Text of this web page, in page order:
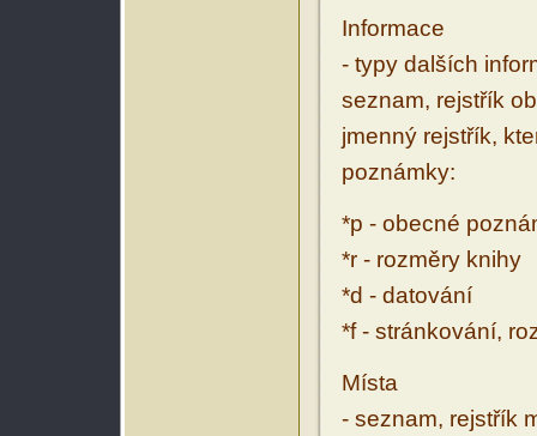
Informace
- typy dalších
seznam, rejstřík
jmenný rejstřík,
poznámky:
*p - obecné
*r - rozměry knihy
*d - datování
*f - stránkování,
Místa
- seznam, rejstřík